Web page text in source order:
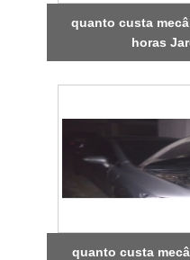
quanto custa
horas
quanto custa